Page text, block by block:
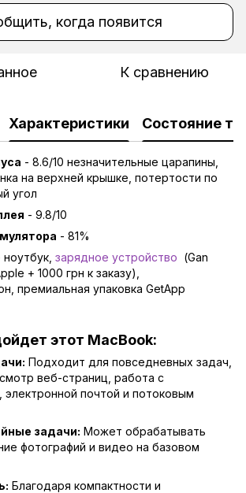
когда появится
К сравнению
Характеристики Состояние
- 8.6/10 незначительные царапины,
на верхней крышке, потертости по
угол
- 9.8/10
- 81%
ноутбук, зарядное устройство (Gan
+ 1000 грн к заказу),
премиальная упаковка GetApp
этот MacBook:
Подходит для повседневных задач,
веб-страниц, работа с
электронной почтой и потоковым
задачи: Может обрабатывать
фотографий и видео на базовом
Благодаря компактности и